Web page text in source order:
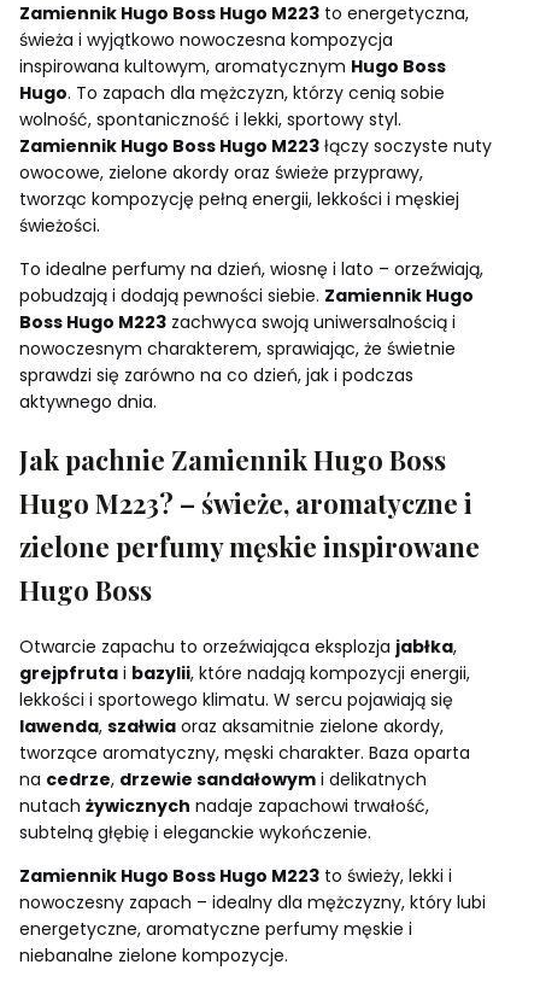
Zamiennik Hugo Boss Hugo M223 to energetyczna,
świeża i wyjątkowo nowoczesna kompozycja
inspirowana kultowym, aromatycznym Hugo Boss
Hugo. To zapach dla mężczyzn, którzy cenią sobie
wolność, spontaniczność i lekki, sportowy styl.
Zamiennik Hugo Boss Hugo M223 łączy soczyste nuty
owocowe, zielone akordy oraz świeże przyprawy,
tworząc kompozycję pełną energii, lekkości i męskiej
świeżości.
To idealne perfumy na dzień, wiosnę i lato – orzeźwiają,
pobudzają i dodają pewności siebie. Zamiennik Hugo
Boss Hugo M223 zachwyca swoją uniwersalnością i
nowoczesnym charakterem, sprawiając, że świetnie
sprawdzi się zarówno na co dzień, jak i podczas
aktywnego dnia.
Jak pachnie Zamiennik Hugo Boss
Hugo M223? – świeże, aromatyczne i
zielone perfumy męskie inspirowane
Hugo Boss
Otwarcie zapachu to orzeźwiająca eksplozja jabłka,
grejpfruta i bazylii, które nadają kompozycji energii,
lekkości i sportowego klimatu. W sercu pojawiają się
lawenda, szałwia oraz aksamitnie zielone akordy,
tworzące aromatyczny, męski charakter. Baza oparta
na cedrze, drzewie sandałowym i delikatnych
nutach żywicznych nadaje zapachowi trwałość,
subtelną głębię i eleganckie wykończenie.
Zamiennik Hugo Boss Hugo M223 to świeży, lekki i
nowoczesny zapach – idealny dla mężczyzny, który lubi
energetyczne, aromatyczne perfumy męskie i
niebanalne zielone kompozycje.